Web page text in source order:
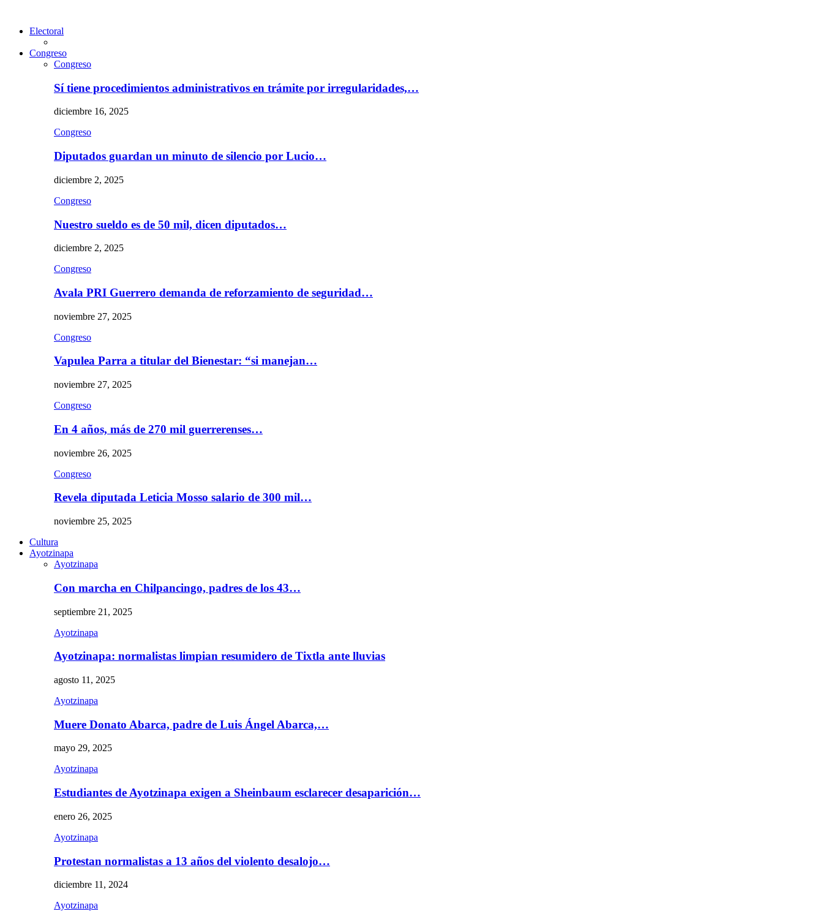
Electoral
Congreso
Congreso
Sí tiene procedimientos administrativos en trámite por irregularidades,…
diciembre 16, 2025
Congreso
Diputados guardan un minuto de silencio por Lucio…
diciembre 2, 2025
Congreso
Nuestro sueldo es de 50 mil, dicen diputados…
diciembre 2, 2025
Congreso
Avala PRI Guerrero demanda de reforzamiento de seguridad…
noviembre 27, 2025
Congreso
Vapulea Parra a titular del Bienestar: “si manejan…
noviembre 27, 2025
Congreso
En 4 años, más de 270 mil guerrerenses…
noviembre 26, 2025
Congreso
Revela diputada Leticia Mosso salario de 300 mil…
noviembre 25, 2025
Cultura
Ayotzinapa
Ayotzinapa
Con marcha en Chilpancingo, padres de los 43…
septiembre 21, 2025
Ayotzinapa
Ayotzinapa: normalistas limpian resumidero de Tixtla ante lluvias
agosto 11, 2025
Ayotzinapa
Muere Donato Abarca, padre de Luis Ángel Abarca,…
mayo 29, 2025
Ayotzinapa
Estudiantes de Ayotzinapa exigen a Sheinbaum esclarecer desaparición…
enero 26, 2025
Ayotzinapa
Protestan normalistas a 13 años del violento desalojo…
diciembre 11, 2024
Ayotzinapa